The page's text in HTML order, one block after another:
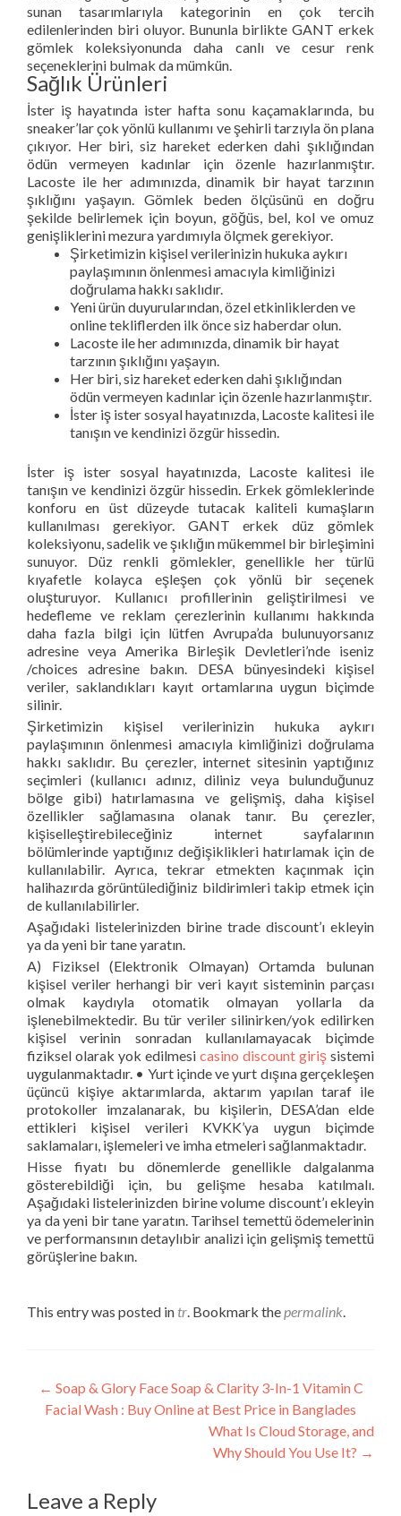
sunan tasarımlarıyla kategorinin en çok tercih
edilenlerinden biri oluyor. Bununla birlikte GANT erkek
gömlek koleksiyonunda daha canlı ve cesur renk
seçeneklerini bulmak da mümkün.
Sağlık Ürünleri
İster iş hayatında ister hafta sonu kaçamaklarında, bu
sneaker’lar çok yönlü kullanımı ve şehirli tarzıyla ön plana
çıkıyor. Her biri, siz hareket ederken dahi şıklığından
ödün vermeyen kadınlar için özenle hazırlanmıştır.
Lacoste ile her adımınızda, dinamik bir hayat tarzının
şıklığını yaşayın. Gömlek beden ölçüsünü en doğru
şekilde belirlemek için boyun, göğüs, bel, kol ve omuz
genişliklerini mezura yardımıyla ölçmek gerekiyor.
Şirketimizin kişisel verilerinizin hukuka aykırı
paylaşımının önlenmesi amacıyla kimliğinizi
doğrulama hakkı saklıdır.
Yeni ürün duyurularından, özel etkinliklerden ve
online tekliflerden ilk önce siz haberdar olun.
Lacoste ile her adımınızda, dinamik bir hayat
tarzının şıklığını yaşayın.
Her biri, siz hareket ederken dahi şıklığından
ödün vermeyen kadınlar için özenle hazırlanmıştır.
İster iş ister sosyal hayatınızda, Lacoste kalitesi ile
tanışın ve kendinizi özgür hissedin.
İster iş ister sosyal hayatınızda, Lacoste kalitesi ile
tanışın ve kendinizi özgür hissedin. Erkek gömleklerinde
konforu en üst düzeyde tutacak kaliteli kumaşların
kullanılması gerekiyor. GANT erkek düz gömlek
koleksiyonu, sadelik ve şıklığın mükemmel bir birleşimini
sunuyor. Düz renkli gömlekler, genellikle her türlü
kıyafetle kolayca eşleşen çok yönlü bir seçenek
oluşturuyor. Kullanıcı profillerinin geliştirilmesi ve
hedefleme ve reklam çerezlerinin kullanımı hakkında
daha fazla bilgi için lütfen Avrupa’da bulunuyorsanız
adresine veya Amerika Birleşik Devletleri’nde iseniz
/choices adresine bakın. DESA bünyesindeki kişisel
veriler, saklandıkları kayıt ortamlarına uygun biçimde
silinir.
Şirketimizin kişisel verilerinizin hukuka aykırı
paylaşımının önlenmesi amacıyla kimliğinizi doğrulama
hakkı saklıdır. Bu çerezler, internet sitesinin yaptığınız
seçimleri (kullanıcı adınız, diliniz veya bulunduğunuz
bölge gibi) hatırlamasına ve gelişmiş, daha kişisel
özellikler sağlamasına olanak tanır. Bu çerezler,
kişiselleştirebileceğiniz internet sayfalarının
bölümlerinde yaptığınız değişiklikleri hatırlamak için de
kullanılabilir. Ayrıca, tekrar etmekten kaçınmak için
halihazırda görüntülediğiniz bildirimleri takip etmek için
de kullanılabilirler.
Aşağıdaki listelerinizden birine trade discount’ı ekleyin
ya da yeni bir tane yaratın.
A) Fiziksel (Elektronik Olmayan) Ortamda bulunan
kişisel veriler herhangi bir veri kayıt sisteminin parçası
olmak kaydıyla otomatik olmayan yollarla da
işlenebilmektedir. Bu tür veriler silinirken/yok edilirken
kişisel verinin sonradan kullanılamayacak biçimde
fiziksel olarak yok edilmesi casino discount giriş sistemi
uygulanmaktadır. • Yurt içinde ve yurt dışına gerçekleşen
üçüncü kişiye aktarımlarda, aktarım yapılan taraf ile
protokoller imzalanarak, bu kişilerin, DESA’dan elde
ettikleri kişisel verileri KVKK’ya uygun biçimde
saklamaları, işlemeleri ve imha etmeleri sağlanmaktadır.
Hisse fiyatı bu dönemlerde genellikle dalgalanma
gösterebildiği için, bu gelişme hesaba katılmalı.
Aşağıdaki listelerinizden birine volume discount’ı ekleyin
ya da yeni bir tane yaratın. Tarihsel temettü ödemelerinin
ve performansının detaylıbir analizi için gelişmiş temettü
görüşlerine bakın.
This entry was posted in tr. Bookmark thepermalink.
Post
navigation
← Soap & Glory Face Soap & Clarity 3-In-1 Vitamin C
Facial Wash : Buy Online at Best Price in Banglades
What Is Cloud Storage, and
Why Should You Use It? →
Leave a Reply